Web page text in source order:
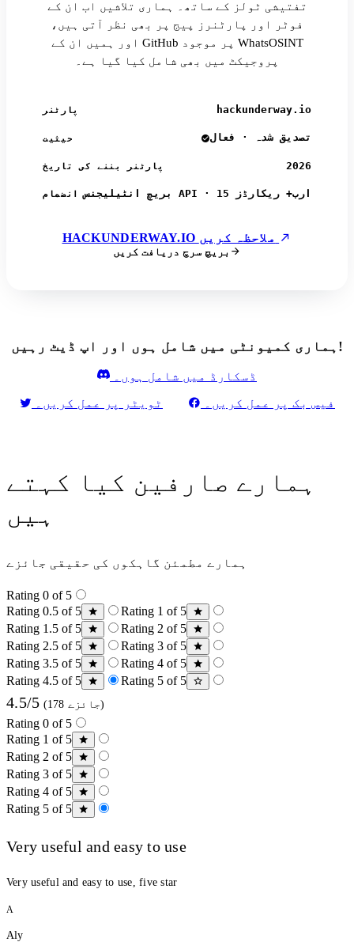
تفتیشی ٹولز کے ساتھ۔ ہماری تلاشیں اب ان کے
فوٹر اور پارٹنرز پیج پر بھی نظر آتی ہیں،
اور ہمیں ان کے GitHub پر موجود WhatsOSINT
پروجیکٹ میں بھی شامل کیا گیا ہے۔
پارٹنر hackunderway.io
حیثیت تصدیق شدہ · فعال
پارٹنر بننے کی تاریخ 2026
انضمام بریچ انٹیلیجنس API · 15 ارب+ ریکارڈز
بریچ سرچ دریافت کریں
ہماری کمیونٹی میں شامل ہوں اور اپ ڈیٹ رہیں!
ڈسکارڈ میں شامل ہوں۔
ٹویٹر پر عمل کریں۔
فیس بک پر عمل کریں۔
ہمارے صارفین کیا کہتے
ہیں
ہمارے مطمئن گاہکوں کی حقیقی جائزے
Rating 0 of 5
Rating 0.5 of 5
Rating 1 of 5
Rating 1.5 of 5
Rating 2 of 5
Rating 2.5 of 5
Rating 3 of 5
Rating 3.5 of 5
Rating 4 of 5
Rating 4.5 of 5
Rating 5 of 5
4.5/5 (178 جائزے)
Rating 0 of 5
Rating 1 of 5
Rating 2 of 5
Rating 3 of 5
Rating 4 of 5
Rating 5 of 5
Very useful and easy to use
Very useful and easy to use, five star
A
Aly